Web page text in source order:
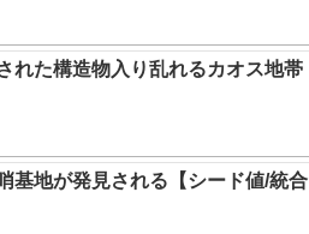
れた構造物入り乱れるカオス地帯
基地が発見される【シード値/統合